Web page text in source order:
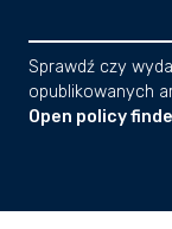
Sprawdź czy
opublikowanych
Open policy